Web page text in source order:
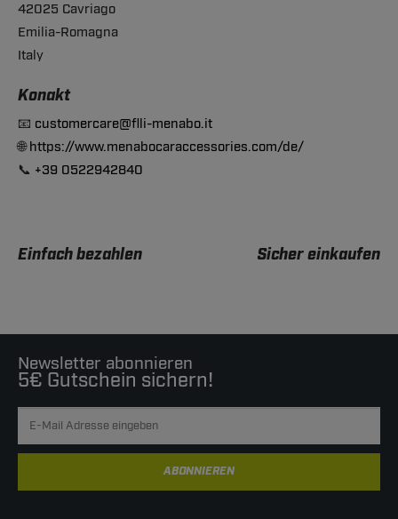
42025 Cavriago
Emilia-Romagna
Italy
Konakt
📧 customercare@flli-menabo.it
🌐https://www.menabocaraccessories.com/de/
📞 +39 0522942840
Einfach bezahlen Sicher einkaufen
Newsletter abonnieren
5€ Gutschein sichern!
ABONNIEREN